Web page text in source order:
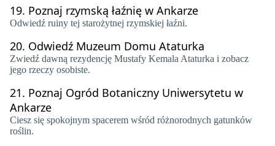
19. Poznaj rzymską łaźnię w Ankarze
Odwiedź ruiny tej starożytnej rzymskiej łaźni.
20. Odwiedź Muzeum Domu Ataturka
Zwiedź dawną rezydencję Mustafy Kemala Ataturka i zobacz
jego rzeczy osobiste.
21. Poznaj Ogród Botaniczny Uniwersytetu w
Ankarze
Ciesz się spokojnym spacerem wśród różnorodnych gatunków
roślin.